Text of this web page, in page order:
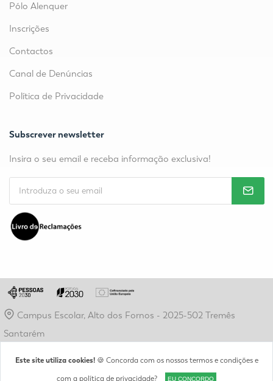
Pólo Alenquer
Inscrições
Contactos
Canal de Denúncias
Política de Privacidade
Subscrever newsletter
Insira o seu email e receba informação exclusiva!
Campus Escolar, Alto dos Fornos - 2025-502 Tremês
Santarém
Este site utiliza cookies!🍪 Concorda com os nossos termos e condições e
com a política de privacidade? EU CONCORDO